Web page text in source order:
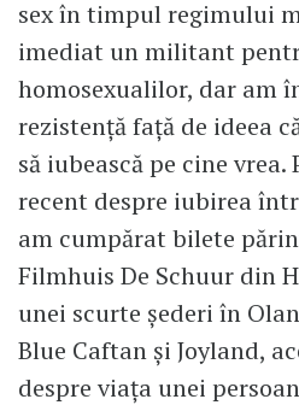
sex în timpul regimului
imediat un militant
homosexualilor, dar am
rezistență față de ideea
să iubească pe cine
recent despre iubirea
am cumpărat bilete
Filmhuis De Schuur din
unei scurte șederi în
Blue Caftan și Joyland,
despre viața unei